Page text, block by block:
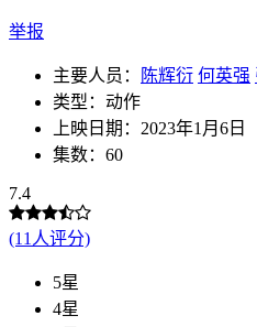
举报
主要人员： 陈辉衍 何英强
类型：动作
上映日期：2023年1月6日
集数：60
7.4
(11人评分)
5星
4星